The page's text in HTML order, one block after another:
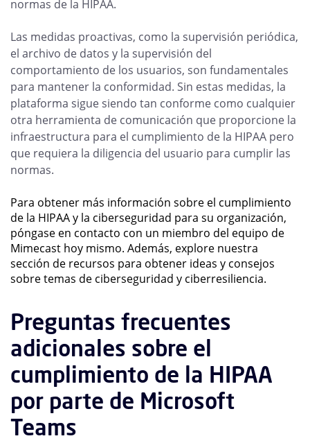
normas de la HIPAA.
Las medidas proactivas, como la supervisión periódica,
el archivo de datos y la supervisión del
comportamiento de los usuarios, son fundamentales
para mantener la conformidad. Sin estas medidas, la
plataforma sigue siendo tan conforme como cualquier
otra herramienta de comunicación que proporcione la
infraestructura para el cumplimiento de la HIPAA pero
que requiera la diligencia del usuario para cumplir las
normas.
Para obtener más información sobre el cumplimiento
de la HIPAA y la ciberseguridad para su organización,
póngase en contacto con un miembro del equipo de
Mimecast hoy mismo. Además, explore nuestra
sección de recursos para obtener ideas y consejos
sobre temas de ciberseguridad y ciberresiliencia.
Preguntas frecuentes
adicionales sobre el
cumplimiento de la HIPAA
por parte de Microsoft
Teams